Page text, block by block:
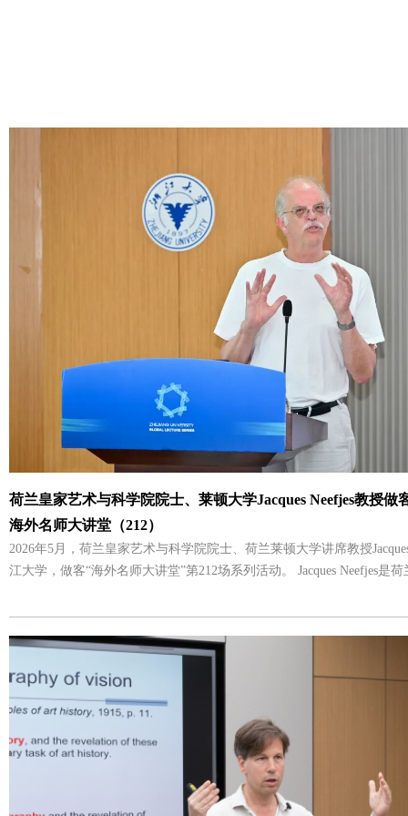
荷兰皇家艺术与科学院院士、莱顿大学Jacques Neefjes教授做
海外名师大讲堂（212）
2026年5月，荷兰皇家艺术与科学院院士、荷兰莱顿大学讲席教授
江大学，做客“海外名师大讲堂”第212场系列活动。 Jacques Neefjes是荷兰著名科学家，长期
（KNAW）院士，后担任KNAW医学、生物医学与健康科学部主席（
大学医学中心细胞与化学生物学系主任、化学免疫学教授，同时也是
（EMBO）成员、欧洲科学院院士，2020年荣获荷兰最高科学奖斯宾诺莎奖。 5月23
Jacques Neefjes院士为全校师生带来前沿学术分享。报告会上，Jacques
为“Detoxify the Red Death for Better Cancer Treatments”的精彩主旨报
耕科研的亲身经历，系统分享了化学生物学与肿瘤药理学交叉融合领
果。 报告中，他深入浅出地解析了蒽环类药物的作用机制与临床应用瓶颈，重点介绍了团队